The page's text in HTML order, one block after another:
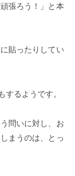
張ろう！」と本
貼ったりしてい
するようです。
問いに対し、お
まうのは、とっ